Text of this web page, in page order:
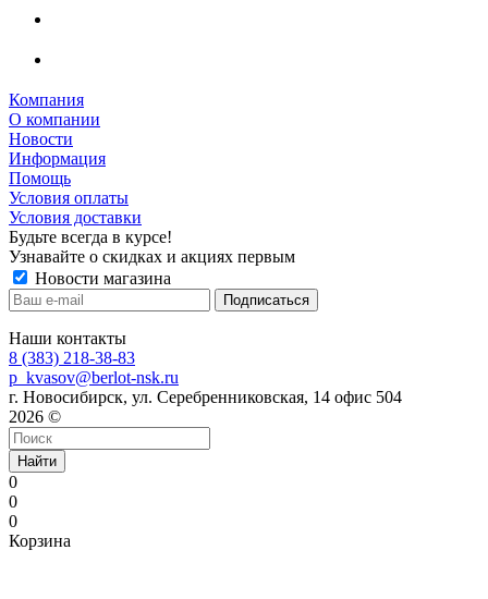
Компания
О компании
Новости
Информация
Помощь
Условия оплаты
Условия доставки
Будьте всегда в курсе!
Узнавайте о скидках и акциях первым
Новости магазина
Наши контакты
8 (383) 218-38-83
p_kvasov@berlot-nsk.ru
г. Новосибирск, ул. Серебренниковская, 14 офис 504
2026 ©
Найти
0
0
0
Корзина